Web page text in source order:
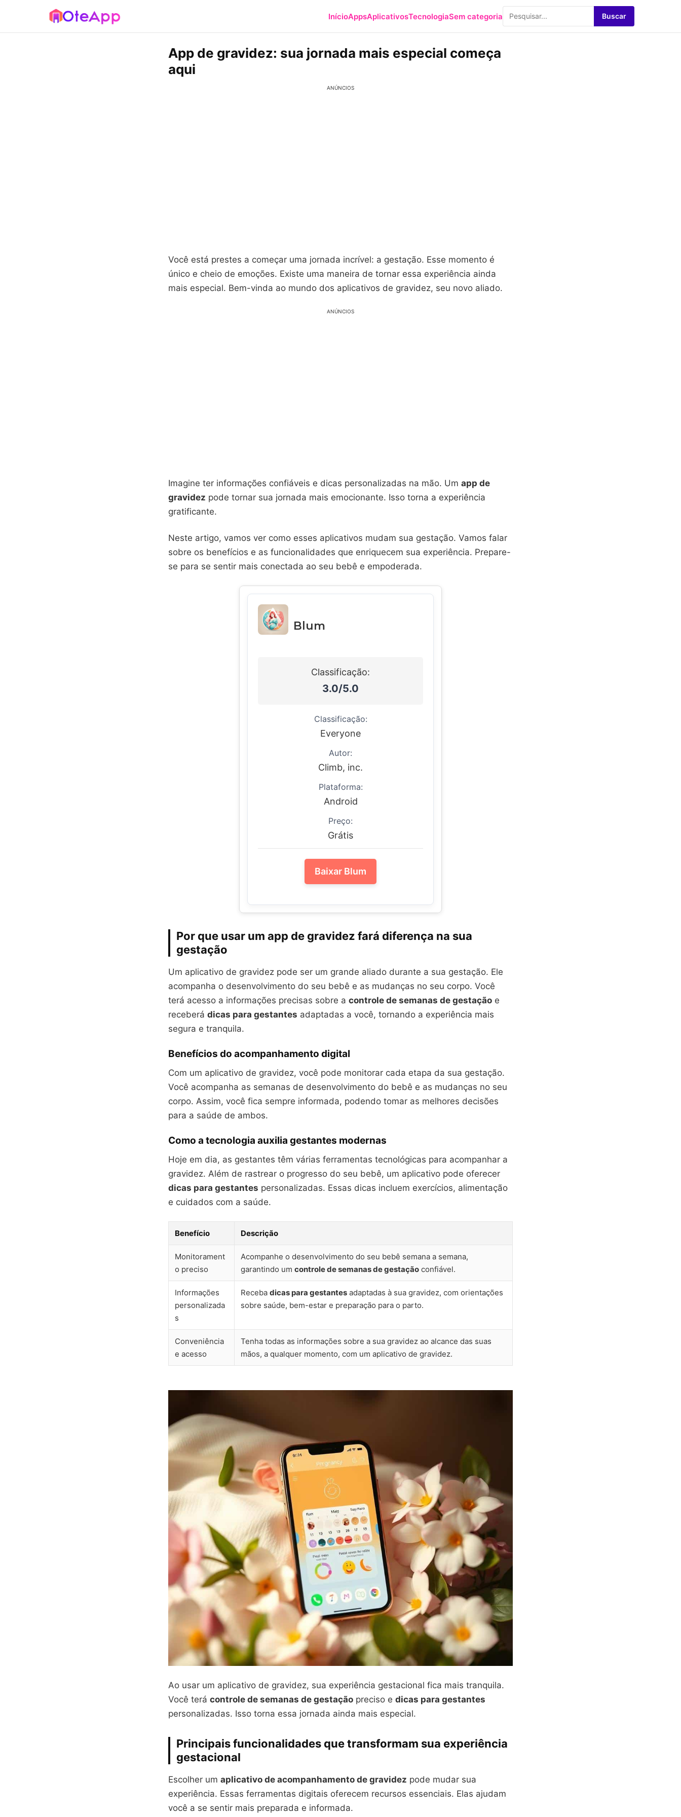
InícioAppsAplicativosTecnologiaSem categoria Buscar
App de gravidez: sua jornada mais especial começa
aqui
ANÚNCIOS
Você está prestes a começar uma jornada incrível: a gestação. Esse momento é
único e cheio de emoções. Existe uma maneira de tornar essa experiência ainda
mais especial. Bem-vinda ao mundo dos aplicativos de gravidez, seu novo aliado.
ANÚNCIOS
Imagine ter informações confiáveis e dicas personalizadas na mão. Um app de
gravidez pode tornar sua jornada mais emocionante. Isso torna a experiência
gratificante.
Neste artigo, vamos ver como esses aplicativos mudam sua gestação. Vamos falar
sobre os benefícios e as funcionalidades que enriquecem sua experiência. Prepare-
se para se sentir mais conectada ao seu bebê e empoderada.
Blum
Classificação:
3.0/5.0
Classificação:
Everyone
Autor:
Climb, inc.
Plataforma:
Android
Preço:
Grátis
Baixar Blum
Por que usar um app de gravidez fará diferença na sua
gestação
Um aplicativo de gravidez pode ser um grande aliado durante a sua gestação. Ele
acompanha o desenvolvimento do seu bebê e as mudanças no seu corpo. Você
terá acesso a informações precisas sobre a controle de semanas de gestação e
receberá dicas para gestantes adaptadas a você, tornando a experiência mais
segura e tranquila.
Benefícios do acompanhamento digital
Com um aplicativo de gravidez, você pode monitorar cada etapa da sua gestação.
Você acompanha as semanas de desenvolvimento do bebê e as mudanças no seu
corpo. Assim, você fica sempre informada, podendo tomar as melhores decisões
para a saúde de ambos.
Como a tecnologia auxilia gestantes modernas
Hoje em dia, as gestantes têm várias ferramentas tecnológicas para acompanhar a
gravidez. Além de rastrear o progresso do seu bebê, um aplicativo pode oferecer
dicas para gestantes personalizadas. Essas dicas incluem exercícios, alimentação
e cuidados com a saúde.
Benefício Descrição
Monitorament
o preciso
Acompanhe o desenvolvimento do seu bebê semana a semana,
garantindo um controle de semanas de gestação confiável.
Informações
personalizada
s
Receba dicas para gestantes adaptadas à sua gravidez, com orientações
sobre saúde, bem-estar e preparação para o parto.
Conveniência
e acesso
Tenha todas as informações sobre a sua gravidez ao alcance das suas
mãos, a qualquer momento, com um aplicativo de gravidez.
Ao usar um aplicativo de gravidez, sua experiência gestacional fica mais tranquila.
Você terá controle de semanas de gestação preciso e dicas para gestantes
personalizadas. Isso torna essa jornada ainda mais especial.
Principais funcionalidades que transformam sua experiência
gestacional
Escolher um aplicativo de acompanhamento de gravidez pode mudar sua
experiência. Essas ferramentas digitais oferecem recursos essenciais. Elas ajudam
você a se sentir mais preparada e informada.